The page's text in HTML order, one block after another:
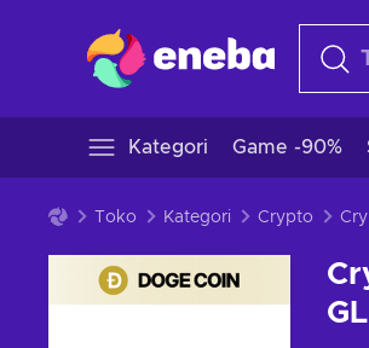
Kategori Game -90%
Toko Kategori Crypto